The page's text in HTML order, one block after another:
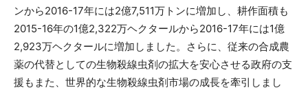
ンから2016-17年には2億7,511万トンに増加し、耕作面積も
2015-16年の1億2,322万ヘクタールから2016-17年には1億
2,923万ヘクタールに増加しました。さらに、従来の合成農
薬の代替としての生物殺線虫剤の拡大を安心させる政府の支
援もまた、世界的な生物殺線虫剤市場の成長を牽引しまし